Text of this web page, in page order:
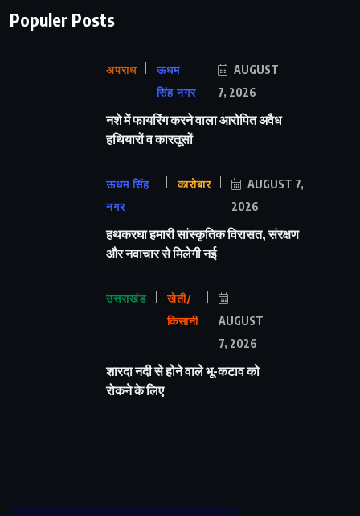
Populer Posts
अपराध
ऊधम
सिंह नगर
AUGUST
7, 2026
नशे में फायरिंग करने वाला आरोपित अवैध
हथियारों व कारतूसों
ऊधम सिंह
नगर
कारोबार
AUGUST 7,
2026
हथकरघा हमारी सांस्कृतिक विरासत, संरक्षण
और नवाचार से मिलेगी नई
उत्तराखंड
खेती/
किसानी
AUGUST
7, 2026
शारदा नदी से होने वाले भू-कटाव को
रोकने के लिए